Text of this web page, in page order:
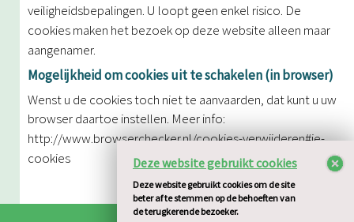
Deze website gebruikt cookies
Deze website gebruikt cookies om de site
beter af te stemmen op de behoeften van
de terugkerende bezoeker.
veiligheidsbepalingen. U loopt geen enkel risico. De
cookiesmaken het bezoek op deze website alleen maar
aangenamer.
Mogelijkheid om cookies uit te schakelen (in browser)
Wenst u de cookies toch niet te aanvaarden, dat kunt u uw
browser daartoe instellen. Meer info:
http://www.browserchecker.nl/cookies-verwijderen#ie-
cookies